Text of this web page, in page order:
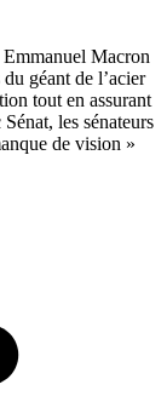
Macron
géant de l’acier
tout en assurant
les sénateurs
de vision »